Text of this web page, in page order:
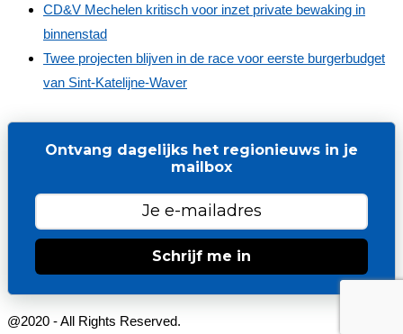
CD&V Mechelen kritisch voor inzet private bewaking in
binnenstad
Twee projecten blijven in de race voor eerste burgerbudget
van Sint-Katelijne-Waver
Ontvang dagelijks het regionieuws in je
mailbox
Schrijf me in
@2020 - All Rights Reserved.